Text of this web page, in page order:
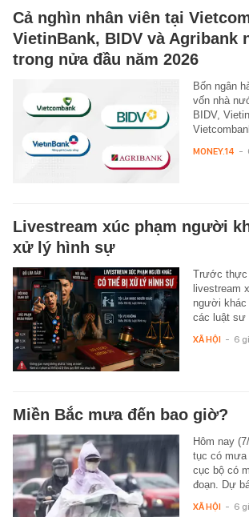
Cả nghìn nhân viên tại
VietinBank, BIDV và Agribank
trong nửa đầu năm 2026
Bốn ngân
vốn nhà
BIDV,
MONEY.14 -
Livestream xúc phạm người
xử lý hình sự
Trước thực
livestream
người khác
các luật sư
XÃ HỘI - 6
Miền Bắc mưa đến bao giờ?
Hôm nay
tục có mưa
cục bộ có
đoạn. Dự
XÃ HỘI - 6